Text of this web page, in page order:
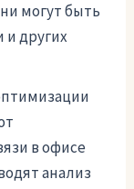
могут быть
других
в офисе
анализ